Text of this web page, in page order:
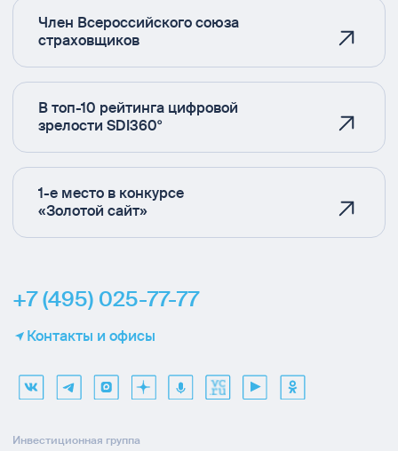
Член Всероссийского союза
страховщиков
В топ-10 рейтинга цифровой
зрелости SDI360°
1-е место в конкурсе
«Золотой сайт»
+7 (495) 025-77-77
Контакты и офисы
Инвестиционная группа